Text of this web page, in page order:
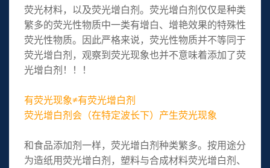
荧光材料，以及荧光增白剂。荧光增白剂仅仅是种类
繁多的荧光性物质中一类有增白、增艳效果的特殊性
荧光性物质。因此严格来说，荧光性物质并不等同于
荧光增白剂，观察到荧光现象也并不意味着添加了荧
光增白剂！！！
有荧光现象≠有荧光增白剂
荧光增白剂会（在特定波长下）产生荧光现象
和食品添加剂一样，荧光增白剂种类繁多。按用途分
为造纸用荧光增白剂，塑料与合成材料荧光增白剂、